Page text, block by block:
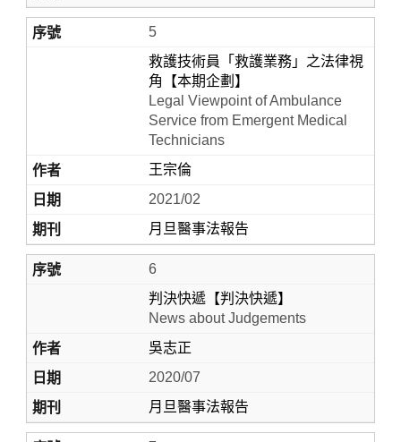
5
救護技術員「救護業務」之法律視
角【本期企劃】
Legal Viewpoint of Ambulance
Service from Emergent Medical
Technicians
王宗倫
2021/02
月旦醫事法報告
6
判決快遞【判決快遞】
News about Judgements
吳志正
2020/07
月旦醫事法報告